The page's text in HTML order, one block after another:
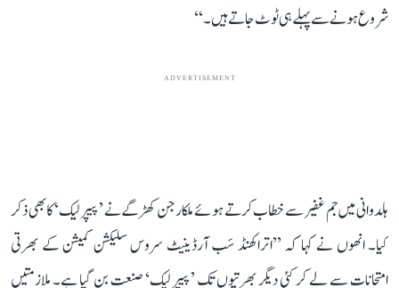
شروع ہونے سے پہلے ہی ٹوٹ جاتے ہیں۔‘‘
ADVERTISEMENT
ہلدوانی میں جم غفیر سے خطاب کرتے ہوئے ملکارجن کھڑگے نے ’پیپر لیک‘ کا بھی ذکر
کیا۔ انھوں نے کہا کہ ’’اتراکھنڈ سَب آرڈینیٹ سروس سلیکشن کمیشن کے بھرتی
امتحانات سے لے کر کئی دیگر بھرتیوں تک ’پیپر لیک‘ صنعت بن گیا ہے۔ ملازمتیں